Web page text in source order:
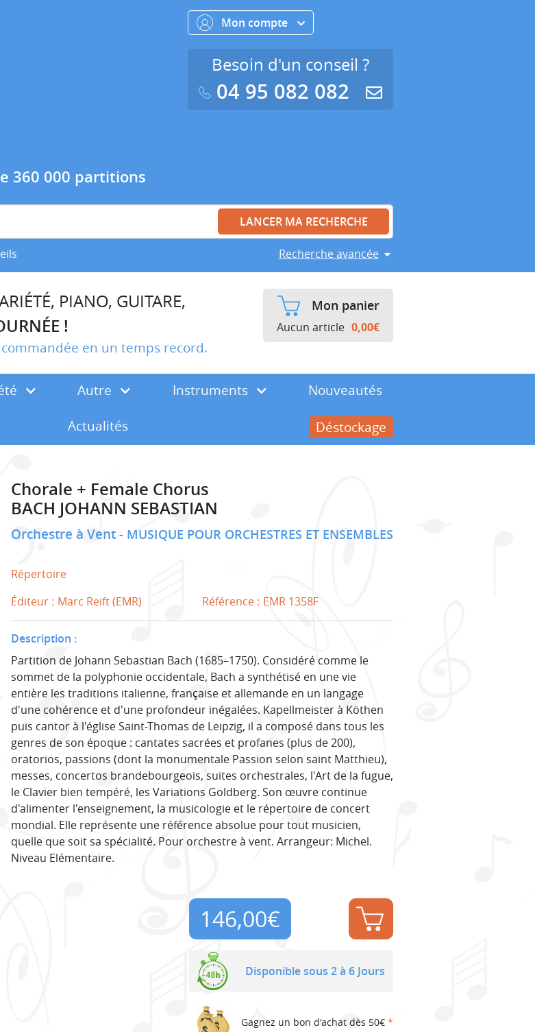
360 000 partitions
Recherche avancée
Mon compte
Besoin d'un conseil ?
04 95 082 082
PIANO, GUITARE,
!
en un temps record.
Mon panier
Aucun article 0,00€
Autre Instruments
Nouveautés
Actualités Déstockage
Chorale + Female Chorus
BACH JOHANN SEBASTIAN
Orchestre à Vent MUSIQUE POUR ORCHESTRES ET ENSEMBLES
Répertoire
Éditeur : Marc Reift (EMR) Référence : EMR 1358F
Description :
Partition de Johann Sebastian Bach (1685–1750). Considéré comme le
sommet de la polyphonie occidentale, Bach a synthétisé en une vie
entière les traditions italienne, française et allemande en un langage
d'une cohérence et d'une profondeur inégalées. Kapellmeister à Köthen
puis cantor à l'église Saint-Thomas de Leipzig, il a composé dans tous les
genres de son époque : cantates sacrées et profanes (plus de 200),
oratorios, passions (dont la monumentale Passion selon saint Matthieu),
messes, concertos brandebourgeois, suites orchestrales, l'Art de la fugue,
le Clavier bien tempéré, les Variations Goldberg. Son œuvre continue
d'alimenter l'enseignement, la musicologie et le répertoire de concert
mondial. Elle représente une référence absolue pour tout musicien,
quelle que soit sa spécialité. Pour orchestre à vent. Arrangeur: Michel.
Niveau Elémentaire.
146,00€
Disponible sous 2 à 6 Jours
Gagnez un bon d'achat dès 50€ *